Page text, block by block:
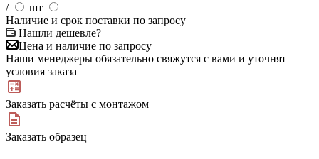
/
шт
Наличие и срок поставки по запросу
Нашли дешевле?
Цена и наличие по запросу
Наши менеджеры обязательно свяжутся с вами и уточнят
условия заказа
Заказать расчёты с монтажом
Заказать образец